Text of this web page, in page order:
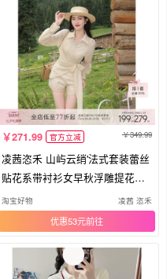
271.99 官方立减 349.99
凌茜恣禾 山屿云绡'法式套装蕾丝
贴花系带衬衫女早秋浮雕提花短
裤
淘宝好物 凌茜 恣禾
优惠53元